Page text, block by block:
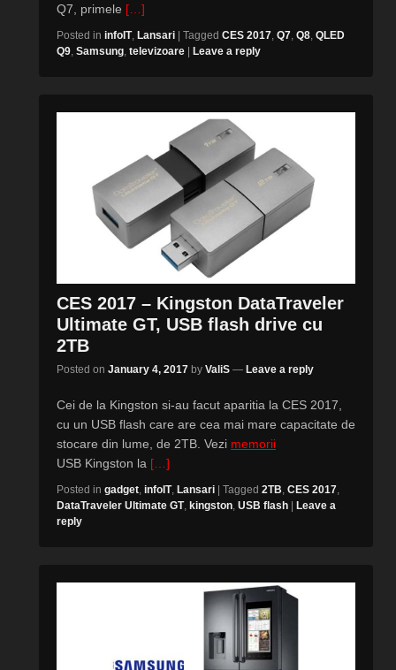
Q7, primele […]
Posted in infoIT, Lansari | Tagged CES 2017 Q7 Q8 QLED
Q9 Samsung televizoare | Leave a reply
CES 2017 – Kingston DataTraveler
Ultimate GT, USB flash drive cu
2TB
Posted on January 4, 2017 by ValiS — Leave a reply
Cei de la Kingston si-au facut aparitia la CES 2017,
cu un USB flash care are cea mai mare capacitate de
stocare din lume, de 2TB. Vezi memorii
USB Kingston la […]
Posted in gadget infoIT, Lansari | Tagged 2TB CES 2017
DataTraveler Ultimate GT, kingston USB flash | Leave a
reply